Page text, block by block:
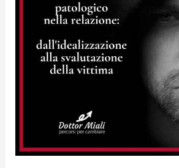
narcisista
patologico